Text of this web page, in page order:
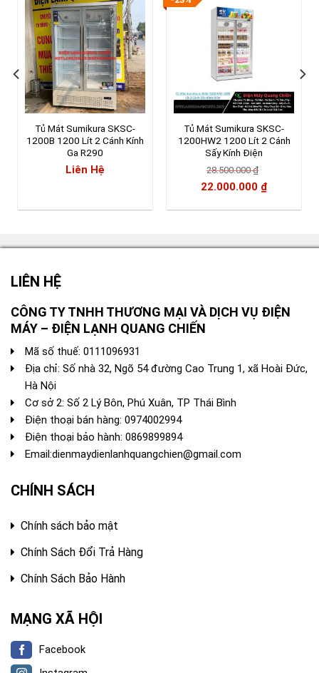
Tủ Mát Sumikura SKSC-
1200B 1200 Lít 2 Cánh Kính
Ga R290
Liên Hệ
Tủ Mát Sumikura SKSC-
1200HW2 1200 Lít 2 Cánh
Sấy Kính Điện
28.500.000₫
Giá
22.000.000 ₫Giá
LIÊN HỆ
CÔNG TY TNHH THƯƠNG MẠI VÀ DỊCH VỤ ĐIỆN
MÁY – ĐIỆN LẠNH QUANG CHIẾN
Mã số thuế: 0111096931
Địa chỉ: Số nhà 32, Ngõ 54 đường Cao Trung 1, xã Hoài Đức,
Hà Nội
Cơ sở 2: Số 2 Lý Bôn, Phú Xuân, TP Thái Bình
Điện thoại bán hàng: 0974002994
Điện thoại bảo hành: 0869899894
Email:dienmaydienlanhquangchien@gmail.com
CHÍNH SÁCH
Chính sách bảo mật
Chính Sách Đổi Trả Hàng
Chính Sách Bảo Hành
MẠNG XÃ HỘI
Facebook